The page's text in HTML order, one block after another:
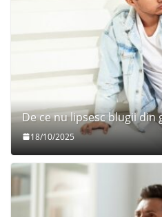
De ce nu lipsesc blugii
18/10/2025